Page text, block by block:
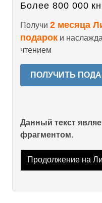
Более 800 000
Получи 2 месяца
подарок и
чтением
ПОЛУЧИТЬ
Данный текст
фрагментом.
Продолжение на